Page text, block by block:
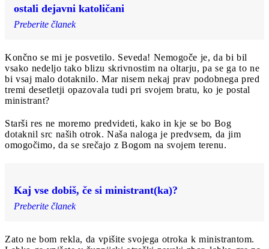
ostali dejavni katoličani
Preberite članek
Končno se mi je posvetilo. Seveda! Nemogoče je, da bi bil
vsako nedeljo tako blizu skrivnostim na oltarju, pa se ga to ne
bi vsaj malo dotaknilo. Mar nisem nekaj prav podobnega pred
tremi desetletji opazovala tudi pri svojem bratu, ko je postal
ministrant?
Starši res ne moremo predvideti, kako in kje se bo Bog
dotaknil src naših otrok. Naša naloga je predvsem, da jim
omogočimo, da se srečajo z Bogom na svojem terenu.
Kaj vse dobiš, če si ministrant(ka)?
Preberite članek
Zato ne bom rekla, da vpišite svojega otroka k ministrantom.